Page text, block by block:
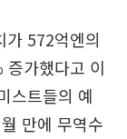
가 572억엔의
가했다고 이
스트들의 예
만에 무역수